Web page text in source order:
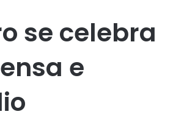
se celebra
e